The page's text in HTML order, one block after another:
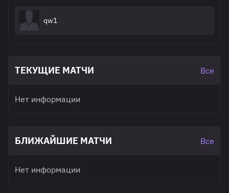
qw1
ТЕКУЩИЕ МАТЧИ Все
Нет информации
БЛИЖАЙШИЕ МАТЧИ Все
Нет информации